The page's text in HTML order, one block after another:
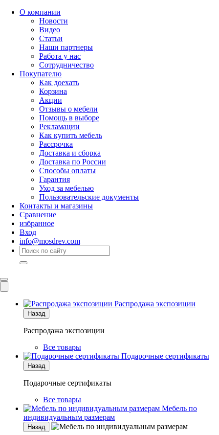
О компании
Новости
Видео
Статьи
Наши партнеры
Работа у нас
Сотрудничество
Покупателю
Как доехать
Корзина
Акции
Отзывы о мебели
Помощь в выборе
Рекламации
Как купить мебель
Рассрочка
Доставка и сборка
Доставка по России
Способы оплаты
Гарантия
Уход за мебелью
Пользовательские документы
Контакты и магазины
Сравнение
избранное
Вход
info@mosdrev.com
Распродажа экспозиции
Назад
Распродажа экспозиции
Все товары
Подарочные сертификаты
Назад
Подарочные сертификаты
Все товары
Мебель по
индивидуальным размерам
Назад